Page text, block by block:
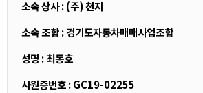
소속 상사 : (주) 천지
소속 조합 : 경기도자동차매매사업조합
성명 : 최동호
사원증번호 : GC19-02255